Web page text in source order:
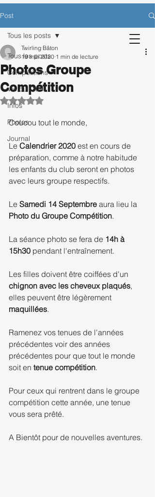
D’UNE SÉANCE D’ESSAI OFFERTE.
Inscription
Post
Tous les posts
Compétitions
Vie du Club
Infos
Photos
Journal
Tous les posts
Photos Groupe
Compétition
Twirling Bâton
19 mai 2020 1 min de lecture
Noté NaN étoiles sur 5.
Coucou tout le monde,
Le Calendrier 2020 est en cours de
préparation, comme à notre habitude
les enfants du club seront en photos
avec leurs groupe respectifs.
Le Samedi 14 Septembre aura lieu la
Photo du Groupe Compétition.
La séance photo se fera de 14h à
15h30 pendant l'entraînement.
Les filles doivent être coiffées d'un
chignon avec les cheveux plaqués,
elles peuvent être légèrement
maquillées.
Ramenez vos tenues de l'années
précédentes voir des années
précédentes pour que tout le monde
soit en tenue compétition.
Pour ceux qui rentrent dans le groupe
compétition cette année, une tenue
vous sera prêté.
A Bientôt pour de nouvelles aventures.